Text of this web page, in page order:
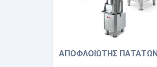
ΑΠΟΦΛΟΙΩΤΗΣ ΠΑΤΑΤΩΝ